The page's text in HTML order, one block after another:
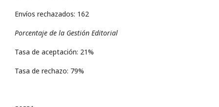
Envíos rechazados: 162
Porcentaje de la Gestión Editorial
Tasa de aceptación: 21%
Tasa de rechazo: 79%